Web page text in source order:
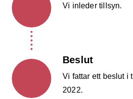
Vi inleder tillsyn.
Beslut
Vi fattar ett beslut i
2022.